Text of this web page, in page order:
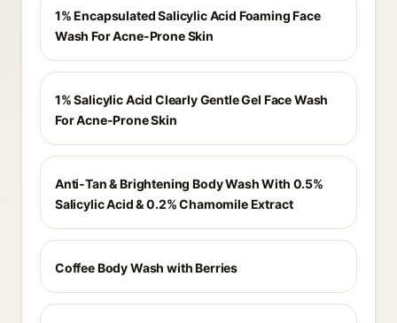
1% Encapsulated Salicylic Acid Foaming Face
Wash For Acne-Prone Skin
1% Salicylic Acid Clearly Gentle Gel Face Wash
For Acne-Prone Skin
Anti-Tan & Brightening Body Wash With 0.5%
Salicylic Acid & 0.2% Chamomile Extract
Coffee Body Wash with Berries